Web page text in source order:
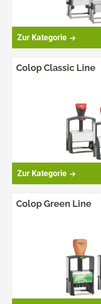
Zur Kategorie
Colop Classic Line
Zur Kategorie
Colop Green Line